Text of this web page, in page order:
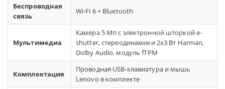
Беспроводная
связь
Wi-Fi 6 + Bluetooth
Мультимедиа
Камера 5 Мп с электронной шторкой e-
shutter, стереодинамики 2х3 Вт Harman,
Dolby Audio, модуль fTPM
Комплектация
Проводная USB-клавиатура и мышь
Lenovo в комплекте